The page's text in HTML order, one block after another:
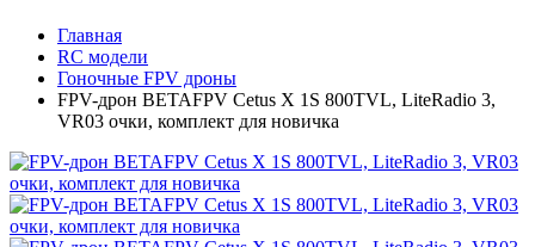
Главная
RC модели
Гоночные FPV дроны
FPV-дрон BETAFPV Cetus X 1S 800TVL, LiteRadio 3,
VR03 очки, комплект для новичка